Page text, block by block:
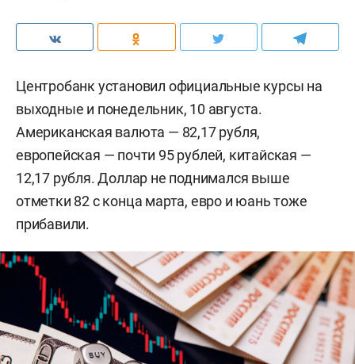
Центробанк установил официальные курсы на
выходные и понедельник, 10 августа.
Американская валюта — 82,17 рубля,
европейская — почти 95 рублей, китайская —
12,17 рубля. Доллар не поднимался выше
отметки 82 с конца марта, евро и юань тоже
прибавили.